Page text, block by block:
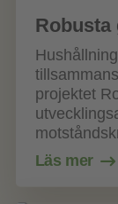
Robusta
projektet
Läs mer